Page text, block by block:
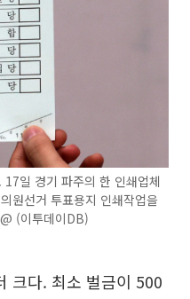
일 경기 파주의 한 인쇄업체
원선거 투표용지 인쇄작업을
(이투데이DB)
크다. 최소 벌금이 500